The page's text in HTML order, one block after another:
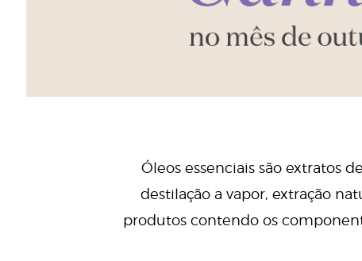
Óleos essenciais são extratos
destilação a vapor, extração
produtos contendo os